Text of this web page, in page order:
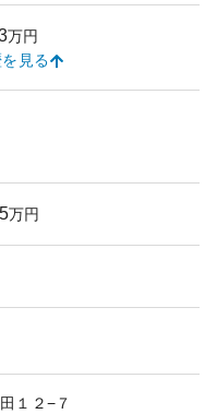
設計されたため、当時
シンプルでありながら
計が施されていま
このマンションの資
ンフラ整備の計画に影
築年数が20年以上であ
コストについて事前に
万円
見る
万円
１２−７